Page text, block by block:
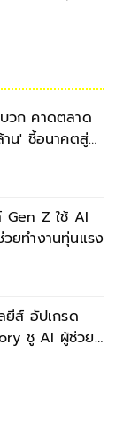
วก คาดตลาด
น' ชี้อนาคตสู่
Gen Z ใช้ AI
วยทำงานทุ่นแรง
ยีส์ อัปเกรด
ชู AI ผู้ช่วย